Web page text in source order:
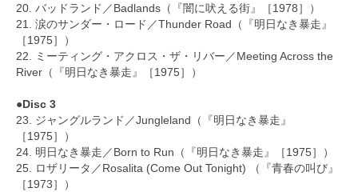
20. バッドランド／Badlands（『闇に吠える街』［1978］）
21. 涙のサンダー・ロード／Thunder Road（『明日なき暴走』
［1975］）
22. ミーティング・アクロス・ザ・リバー／Meeting Across the
River（『明日なき暴走』［1975］）
●Disc 3
23. ジャングルランド／Jungleland（『明日なき暴走』
［1975］）
24. 明日なき暴走／Born to Run（『明日なき暴走』［1975］）
25. ロザリータ／Rosalita (Come Out Tonight) （『青春の叫び』
［1973］）